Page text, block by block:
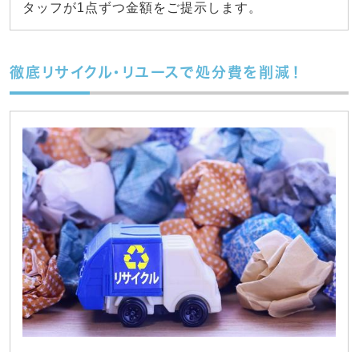
タッフが1点ずつ金額をご提示します。
徹底リサイクル・リユースで処分費を削減！